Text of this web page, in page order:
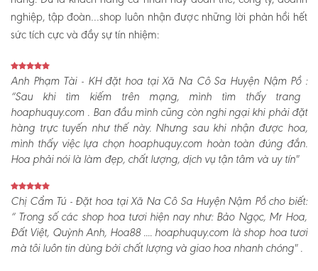
nghiệp, tập đoàn…shop luôn nhận được những lời phản hồi hết
sức tích cực và đầy sự tín nhiệm:
Anh Phạm Tài - KH đặt hoa tại Xã Na Cô Sa Huyện Nậm Pồ :
“Sau khi tìm kiếm trên mạng, mình tìm thấy trang
hoaphuquy.com . Ban đầu mình cũng còn nghi ngại khi phải đặt
hàng trực tuyến như thế này. Nhưng sau khi nhận được hoa,
mình thấy việc lựa chọn hoaphuquy.com hoàn toàn đúng đắn.
Hoa phải nói là làm đẹp, chất lượng, dịch vụ tận tâm và uy tín"
Chị Cẩm Tú - Đặt hoa tại Xã Na Cô Sa Huyện Nậm Pồ cho biết:
“ Trong số các shop hoa tươi hiện nay như: Bảo Ngọc, Mr Hoa,
Đất Việt, Quỳnh Anh, Hoa88 .... hoaphuquy.com là shop hoa tươi
mà tôi luôn tin dùng bởi chất lượng và giao hoa nhanh chóng" .